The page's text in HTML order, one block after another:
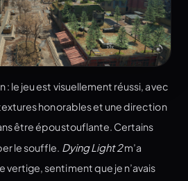
: le jeu est visuellement réussi, avec
honorables et une direction
être époustouflante. Certains
le souffle. Dying Light 2m’a
vertige, sentiment que je n’avais